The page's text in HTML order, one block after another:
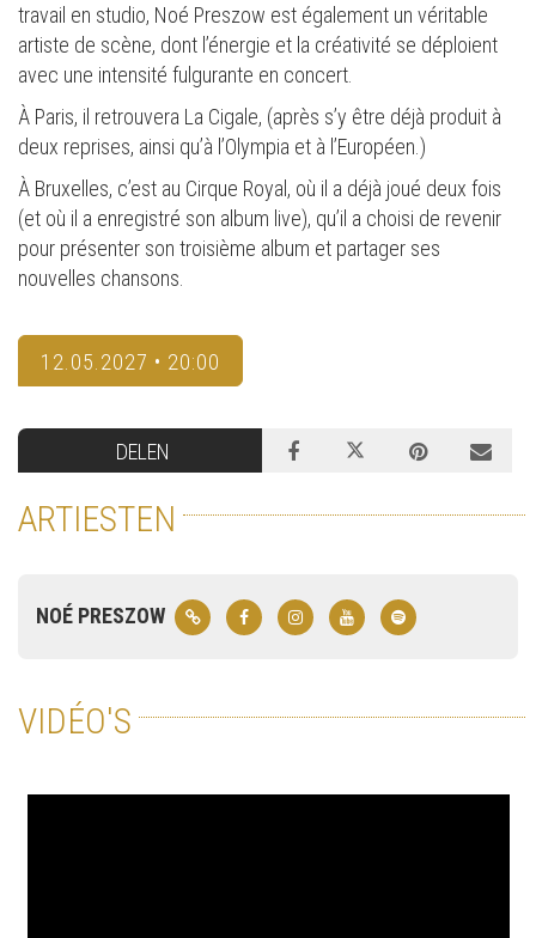
travail en studio, Noé Preszow est également un véritable
artiste de scène, dont l’énergie et la créativité se déploient
avec une intensité fulgurante en concert.
À Paris, il retrouvera La Cigale, (après s’y être déjà produit à
deux reprises, ainsi qu’à l’Olympia et à l’Européen.)
À Bruxelles, c’est au Cirque Royal, où il a déjà joué deux fois
(et où il a enregistré son album live), qu’il a choisi de revenir
pour présenter son troisième album et partager ses
nouvelles chansons.
12.05.2027 • 20:00
DELEN
ARTIESTEN
NOÉ PRESZOW
VIDÉO'S